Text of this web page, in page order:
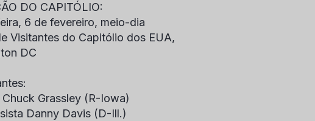
DO CAPITÓLIO:
6 de fevereiro, meio-dia
Visitantes do Capitólio dos EUA,
DC
Grassley (R-Iowa)
Danny Davis (D-Ill.)